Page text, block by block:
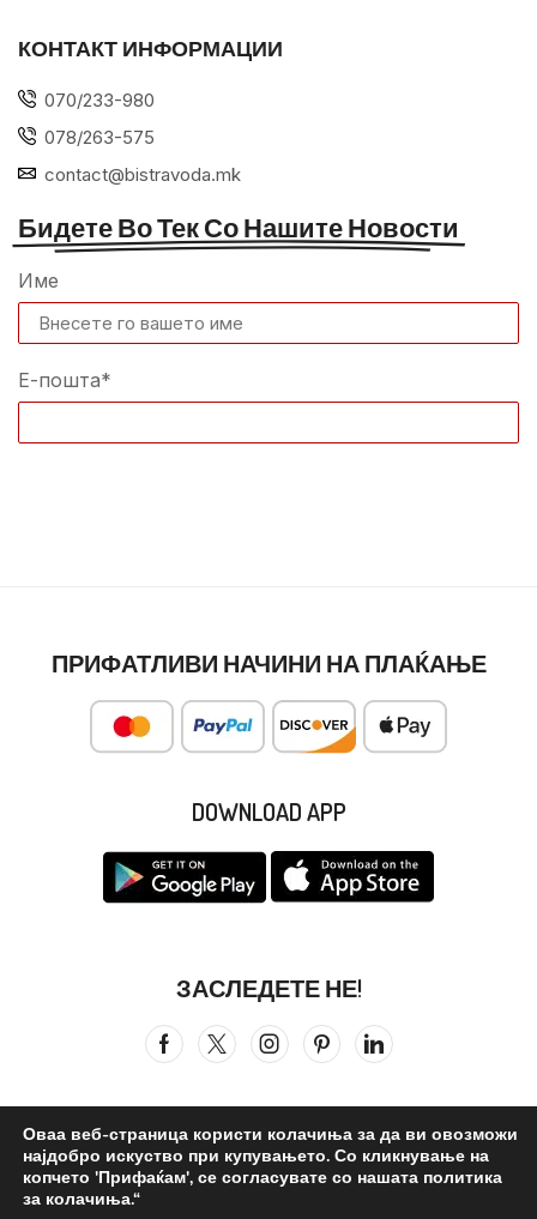
КОНТАКТ ИНФОРМАЦИИ
070/233-980
078/263-575
contact@bistravoda.mk
Бидете Во Тек Со Нашите Новости
Име
Е-пошта*
ПРИФАТЛИВИ НАЧИНИ НА ПЛАЌАЊЕ
DOWNLOAD APP
ЗАСЛЕДЕТЕ НЕ!
Сите права се задржани © 2026Бистра Вода. ©reated by –
Оваа веб-страница користи колачиња за да ви овозможи
најдобро искуство при купувањето. Со кликнување на
копчето 'Прифаќам', се согласувате со нашата политика
за колачиња.“